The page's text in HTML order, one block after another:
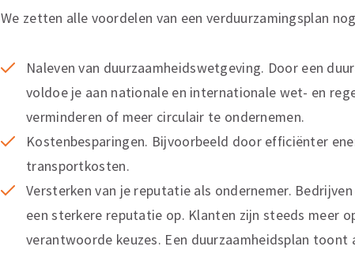
We zetten alle voordelen van een verduurzamingsplan
Naleven van duurzaamheidswetgeving. Door een
voldoe je aan nationale en internationale wet- en
verminderen of meer circulair te ondernemen.
Kostenbesparingen. Bijvoorbeeld door efficiënter
transportkosten.
Versterken van je reputatie als ondernemer.
een sterkere reputatie op. Klanten zijn steeds meer
verantwoorde keuzes. Een duurzaamheidsplan